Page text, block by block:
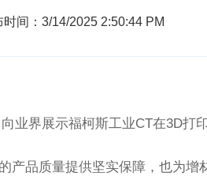
时间：3/14/2025 2:50:44 PM
业界展示福柯斯工业CT在3D打
产品质量提供坚实保障，也为增